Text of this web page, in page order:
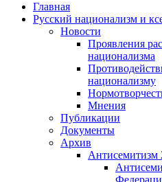
Главная
Русский национализм и
Новости
Проявления
национализма
национализму
Мнения
Публикации
Документы
Архив
Антисемитизм